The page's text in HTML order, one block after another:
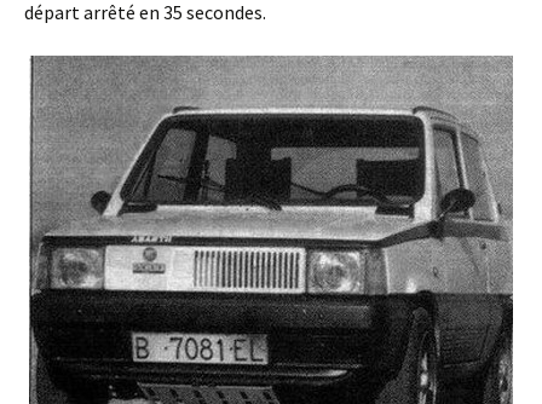
départ arrêté en 35 secondes.